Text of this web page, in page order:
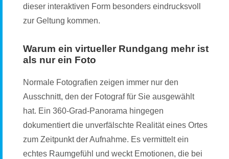
dieser interaktiven Form besonders eindrucksvoll
zur Geltung kommen.
Warum ein virtueller Rundgang mehr ist
als nur ein Foto
Normale Fotografien zeigen immer nur den
Ausschnitt, den der Fotograf für Sie ausgewählt
hat. Ein 360-Grad-Panorama hingegen
dokumentiert die unverfälschte Realität eines Ortes
zum Zeitpunkt der Aufnahme. Es vermittelt ein
echtes Raumgefühl und weckt Emotionen, die bei